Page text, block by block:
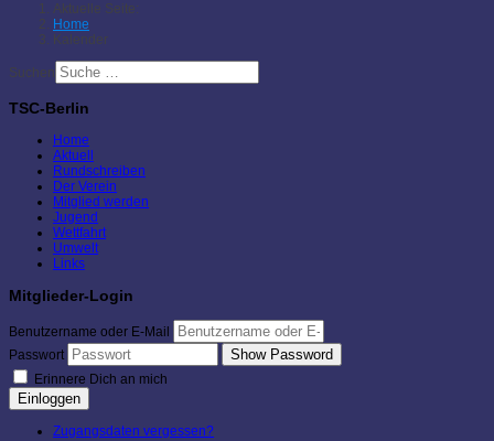
Aktuelle Seite:
Home
Kalender
Suchen
TSC-Berlin
Home
Aktuell
Rundschreiben
Der Verein
Mitglied werden
Jugend
Wettfahrt
Umwelt
Links
Mitglieder-Login
Benutzername oder E-Mail
Passwort
Show Password
Erinnere Dich an mich
Einloggen
Zugangsdaten vergessen?